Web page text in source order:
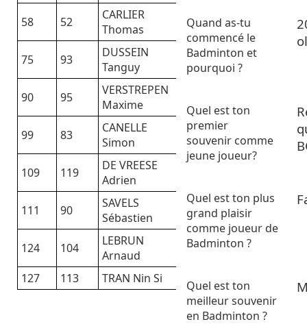
Quand as-tu
commencé le
Badminton et
pourquoi ?
Quel est ton
premier
souvenir comme
jeune joueur?
Quel est ton plus
grand plaisir
comme joueur de
Badminton ?
Quel est ton
meilleur souvenir
en Badminton ?
58
52
CARLIER
Thomas
75
93
DUSSEIN
Tanguy
90
95
VERSTREPEN
Maxime
99
83
CANELLE
Simon
109
119
DE VREESE
Adrien
111
90
SAVELS
Sébastien
124
104
LEBRUN
Arnaud
127
113 TRAN Nin Si